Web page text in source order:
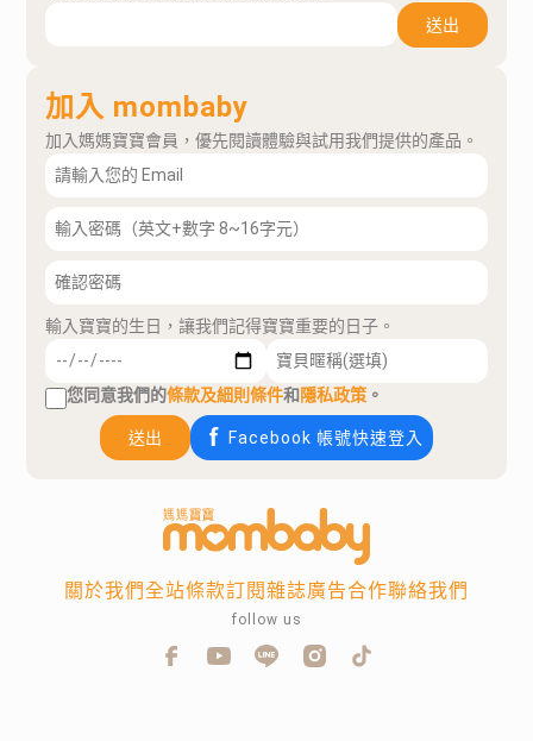
送出
加入 mombaby
加入媽媽寶寶會員，優先閱讀體驗與試用我們提供的產品。
輸入寶寶的生日，讓我們記得寶寶重要的日子。
您同意我們的條款及細則條件和隱私政策 。
送出 Facebook 帳號快速登入
關於我們全站條款訂閱雜誌廣告合作聯絡我們
follow us